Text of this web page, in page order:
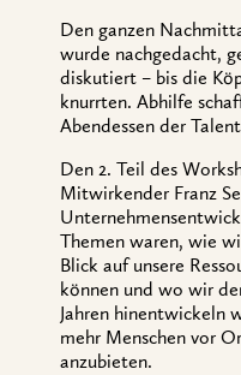
Den ganzen
wurde nachgedacht,
diskutiert – bis die
knurrten. Abhilfe
Abendessen der
Den 2. Teil des
Mitwirkender Franz
Themen waren, wie
Blick auf unsere
können und wo wir
Jahren hinentwickeln
mehr Menschen vor
anzubieten.